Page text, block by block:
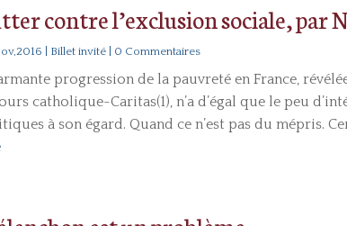
contre l’exclusion sociale, par
Billet invité | 0 Commentaires
progression de la pauvreté en France,
catholique-Caritas(1), n’a d’égal que le peu
à son égard. Quand ce n’est pas du mépris.